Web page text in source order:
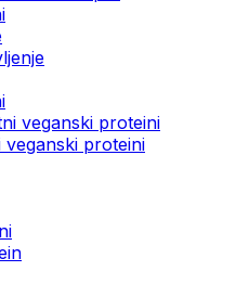
veganski proteini
proteini